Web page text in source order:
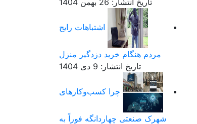
تاریخ انتشار: 26 بهمن 1404
اشتباهات رایج
مردم هنگام خرید دزدگیر منزل
تاریخ انتشار: 9 دی 1404
چرا کسب‌وکارهای
شهرک صنعتی چهاردانگه فوراً به